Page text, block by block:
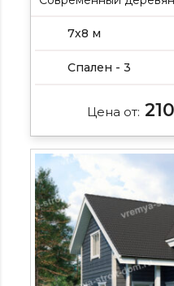
7х8 м
Спален - 3
Цена от: